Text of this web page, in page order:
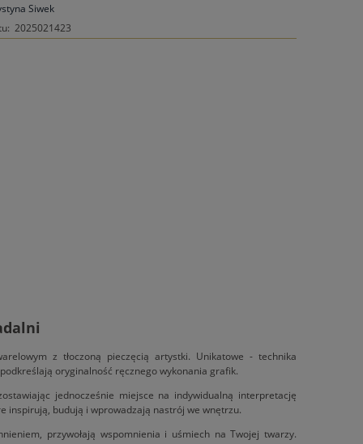
Siwek
2025021423
z tłoczoną pieczęcią artystki. Unikatowe - technika
oryginalność ręcznego wykonania grafik.
jednocześnie miejsce na indywidualną interpretację
inspirują, budują i wprowadzają nastrój we wnętrzu.
przywołają wspomnienia i uśmiech na Twojej twarzy.